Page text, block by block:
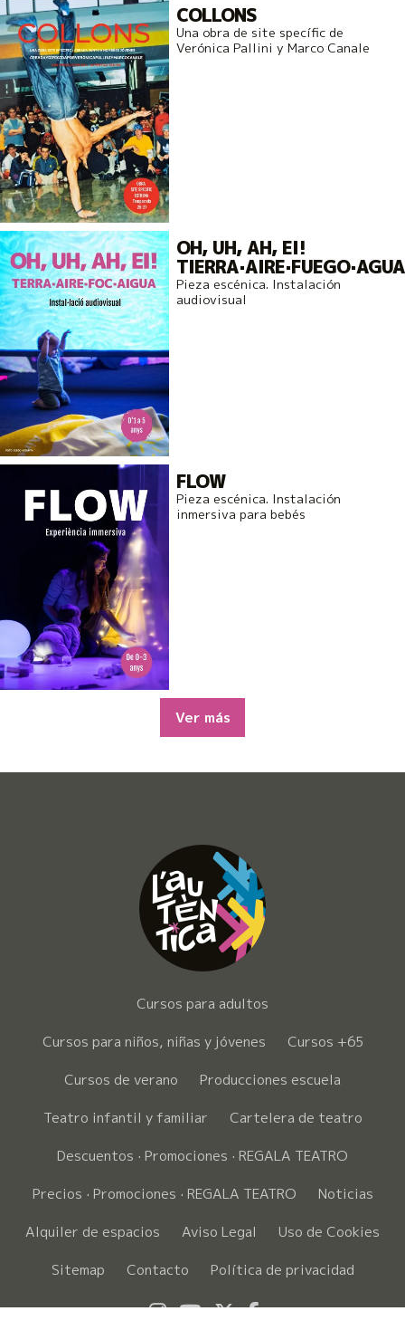
COLLONS
Una obra de site specífic de
Verónica Pallini y Marco Canale
OH, UH, AH, EI!
TIERRA·AIRE·FUEGO·AGUA
Pieza escénica. Instalación
audiovisual
FLOW
Pieza escénica. Instalación
inmersiva para bebés
Ver más
Cursos para adultos
Cursos para niños, niñas y jóvenes
Cursos +65
Cursos de verano
Producciones escuela
Teatro infantil y familiar
Cartelera de teatro
Descuentos · Promociones · REGALA TEATRO
Precios · Promociones · REGALA TEATRO
Noticias
Alquiler de espacios
Aviso Legal
Uso de Cookies
Sitemap
Contacto Política de privacidad
Link a instagram
Link a youtube
Link a twitter
Link a